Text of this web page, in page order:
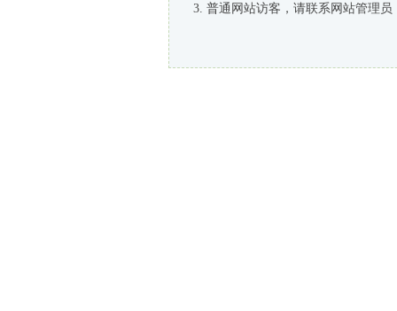
普通网站访客，请联系网站管理员